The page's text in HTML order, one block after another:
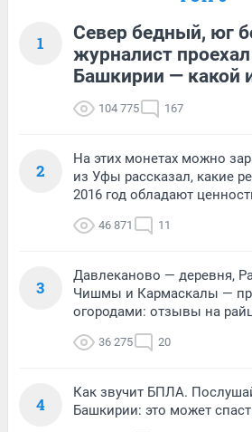
1
Север бедный, юг
журналист
Башкирии — какой
104 775 167
2
На этих монетах можно
из Уфы рассказал, какие
2016 год обладают
46 871 11
3
Давлеканово — деревня,
Чишмы и Кармаскалы —
огородами: отзывы на
36 275 20
4
Как звучит БПЛА.
Башкирии: это может